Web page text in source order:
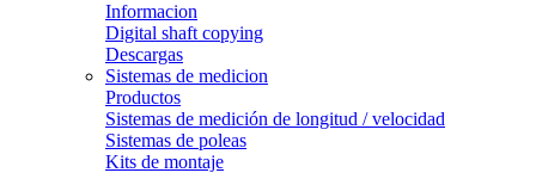
Informacion
Digital shaft copying
Descargas
Sistemas de medicion
Productos
Sistemas de medición de longitud / velocidad
Sistemas de poleas
Kits de montaje